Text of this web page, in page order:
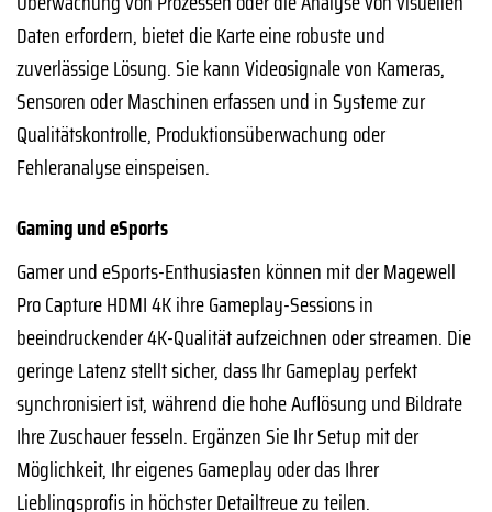
Daten erfordern, bietet die Karte eine robuste und
zuverlässige Lösung. Sie kann Videosignale von Kameras,
Sensoren oder Maschinen erfassen und in Systeme zur
Qualitätskontrolle, Produktionsüberwachung oder
Fehleranalyse einspeisen.
Gaming und eSports
Gamer und eSports-Enthusiasten können mit der Magewell
Pro Capture HDMI 4K ihre Gameplay-Sessions in
beeindruckender 4K-Qualität aufzeichnen oder streamen. Die
geringe Latenz stellt sicher, dass Ihr Gameplay perfekt
synchronisiert ist, während die hohe Auflösung und Bildrate
Ihre Zuschauer fesseln. Ergänzen Sie Ihr Setup mit der
Möglichkeit, Ihr eigenes Gameplay oder das Ihrer
Lieblingsprofis in höchster Detailtreue zu teilen.